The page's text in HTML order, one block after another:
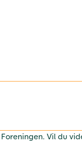
Vil du